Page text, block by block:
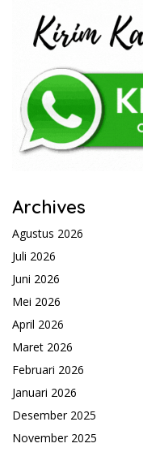
Archives
Agustus 2026
Juli 2026
Juni 2026
Mei 2026
April 2026
Maret 2026
Februari 2026
Januari 2026
Desember 2025
November 2025